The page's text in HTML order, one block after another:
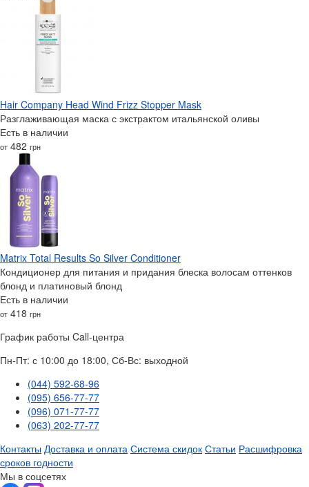
Hair Company Head Wind Frizz Stopper Mask
Разглаживающая маска с экстрактом итальянской оливы
Есть в наличии
от 482 грн
Matrix Total Results So Silver Conditioner
Кондиционер для питания и придания блеска волосам оттенков
блонд и платиновый блонд
Есть в наличии
от 418 грн
График работы Call-центра
Пн-Пт: с 10:00 до 18:00, Сб-Вс: выходной
(044) 592-68-96
(095) 656-77-77
(096) 071-77-77
(063) 202-77-77
Контакты Доставка и оплата Система скидок Статьи Расшифровка
сроков годности
Мы в соцсетях